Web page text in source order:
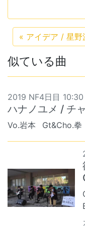
« アイデア / 星野
似ている曲
2019 NF4日目
ハナノユメ / チ
Vo.岩本 Gt&Cho.拳